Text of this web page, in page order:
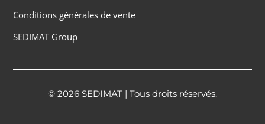
Conditions générales de vente
SEDIMAT Group
© 2026 SEDIMAT | Tous droits réservés.